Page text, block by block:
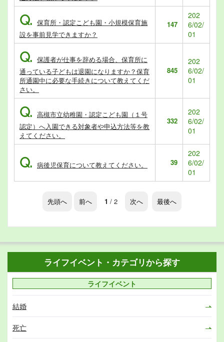
Q. 保育所・認定こども園・小規模保育施
設を事前見学できますか？
147
202
6/02/
01
Q. 保護者が仕事を辞める場合、保育所に
通っている子どもは退園になりますか？保育
所通園中に必要な手続きについて教えてくだ
さい。
845
202
6/02/
01
Q. 高槻市立幼稚園・認定こども園（１号
認定）へ入園できる対象者や申込方法等を教
えてください。
332
202
6/02/
01
Q. 病後児保育について教えてください。 39
202
6/02/
01
先頭へ 前へ 1 / 2 次へ 最後へ
ライフイベント・カテゴリから探す
ライフイベント
結婚
死亡